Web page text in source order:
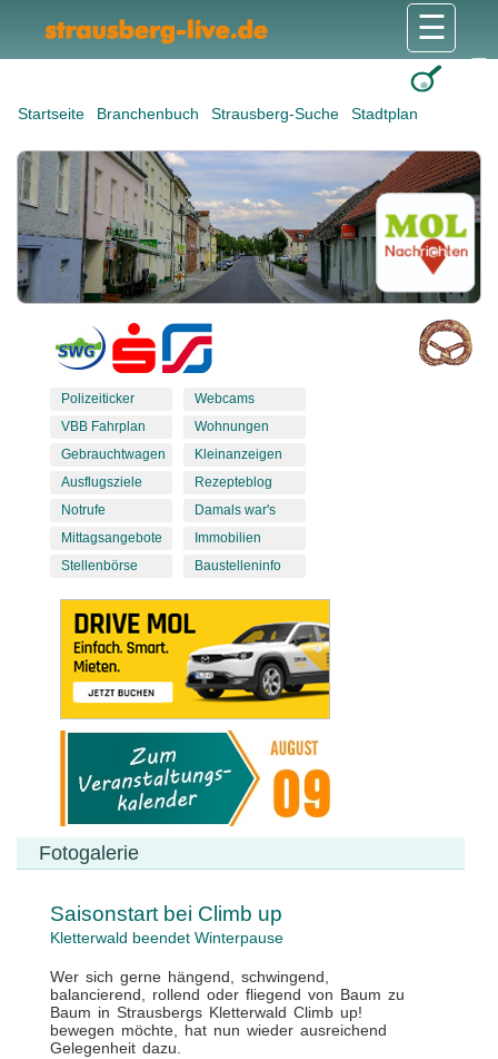
Startseite Branchenbuch Strausberg-Suche Stadtplan
☰
Polizeiticker
VBB Fahrplan
Gebrauchtwagen
Ausflugsziele
Notrufe
Mittagsangebote
Stellenbörse
Webcams
Wohnungen
Kleinanzeigen
Rezepteblog
Damals war's
Immobilien
Baustelleninfo
Fotogalerie
Saisonstart bei Climb up
Kletterwald beendet Winterpause
Wer sich gerne hängend, schwingend,
balancierend, rollend oder fliegend von Baum zu
Baum in Strausbergs Kletterwald Climb up!
bewegen möchte, hat nun wieder ausreichend
Gelegenheit dazu.